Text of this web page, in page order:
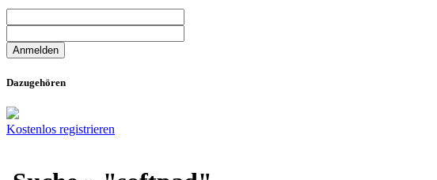
Dazugehören
Kostenlos registrieren